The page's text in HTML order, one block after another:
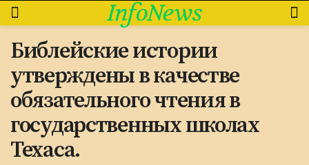
InfoNews
Библейские истории
утверждены в качестве
обязательного чтения в
государственных школах
Техаса.